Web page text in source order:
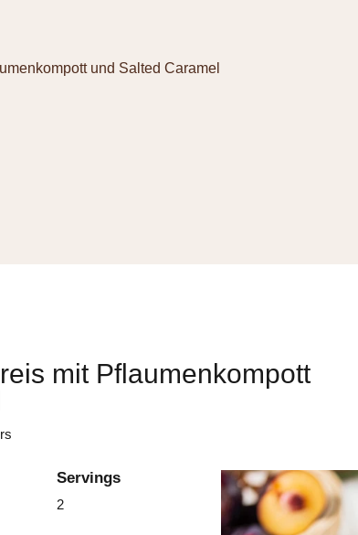
und Salted Caramel
mit Pflaumenkompott
Servings
2